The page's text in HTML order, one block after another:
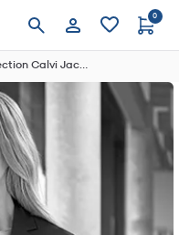
Anmelden
0
Sophisticated Collection Calvi Jacket